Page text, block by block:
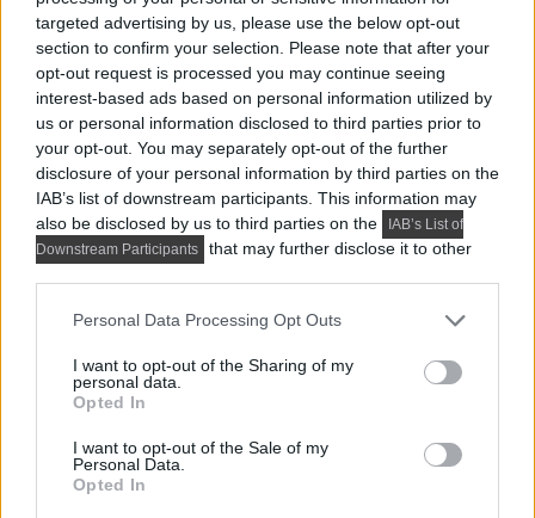
targeted advertising by us, please use the below opt-out
section to confirm your selection. Please note that after your
opt-out request is processed you may continue seeing
interest-based ads based on personal information utilized by
us or personal information disclosed to third parties prior to
your opt-out. You may separately opt-out of the further
disclosure of your personal information by third parties on the
IAB’s list of downstream participants. This information may
also be disclosed by us to third parties on the
IAB’s List of
Downstream Participants
that may further disclose it to other
Please note that this website/app uses one or more Google
not limited to your visit or usage behaviour. You may click to
grant or deny consent to Google and its third-party tags to
use your data for below specified purposes in below Google
consent section.
Personal Data Processing Opt Outs
I want to opt-out of the Sharing of my
personal data.
Opted In
I want to opt-out of the Sale of my
Personal Data.
Opted In
Ívelt kő falburkolat
Ezek a cikkek is érdekelhetnek: